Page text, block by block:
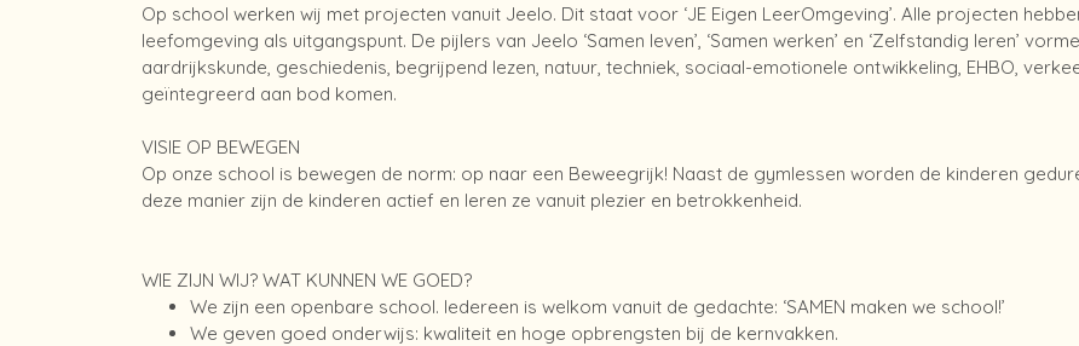
Op school werken wij met projecten vanuit Jeelo. Dit staat voor ‘JE Eigen LeerOmgeving’. Alle projecten
leefomgeving als uitgangspunt. De pijlers van Jeelo ‘Samen leven’, ‘Samen werken’ en ‘Zelfstandig leren’
aardrijkskunde, geschiedenis, begrijpend lezen, natuur, techniek, sociaal-emotionele ontwikkeling, EHBO,
geïntegreerd aan bod komen.
VISIE OP BEWEGEN
Op onze school is bewegen de norm: op naar een Beweegrijk! Naast de gymlessen worden de kinderen
deze manier zijn de kinderen actief en leren ze vanuit plezier en betrokkenheid.
WIE ZIJN WIJ? WAT KUNNEN WE GOED?
We zijn een openbare school. Iedereen is welkom vanuit de gedachte: ‘SAMEN maken we school!’
We geven goed onderwijs: kwaliteit en hoge opbrengsten bij de kernvakken.